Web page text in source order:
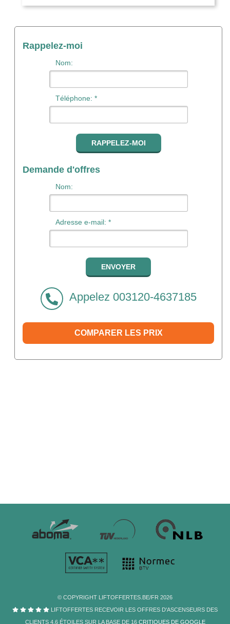
Rappelez-moi
Nom:
Téléphone: *
Demande d'offres
Nom:
Adresse e-mail: *
Appelez 003120-4637185
COMPARER LES PRIX
© COPYRIGHT LIFTOFFERTES.BE/FR 2026
LIFTOFFERTES RECEVOIR LES OFFRES D'ASCENSEURS DES
CLIENTS 4,6ÉTOILES SUR LA BASE DE 16 CRITIQUES DE GOOGLE